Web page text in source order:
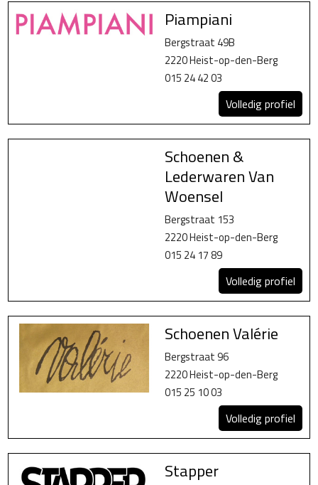
Piampiani
Bergstraat 49B
2220 Heist-op-den-Berg
015 24 42 03
Volledig profiel
Schoenen &
Lederwaren Van
Woensel
Bergstraat 153
2220 Heist-op-den-Berg
015 24 17 89
Volledig profiel
Schoenen Valérie
Bergstraat 96
2220 Heist-op-den-Berg
015 25 10 03
Volledig profiel
Stapper